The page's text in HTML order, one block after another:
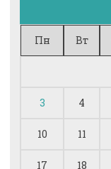
Пн Вт
3 4
10 11
17 18